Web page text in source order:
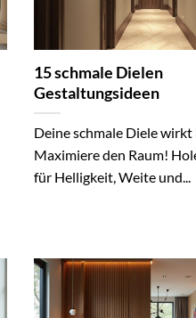
15 schmale Dielen
Gestaltungsideen
Deine schmale Diele wirkt
Maximiere den Raum!
für Helligkeit, Weite und...